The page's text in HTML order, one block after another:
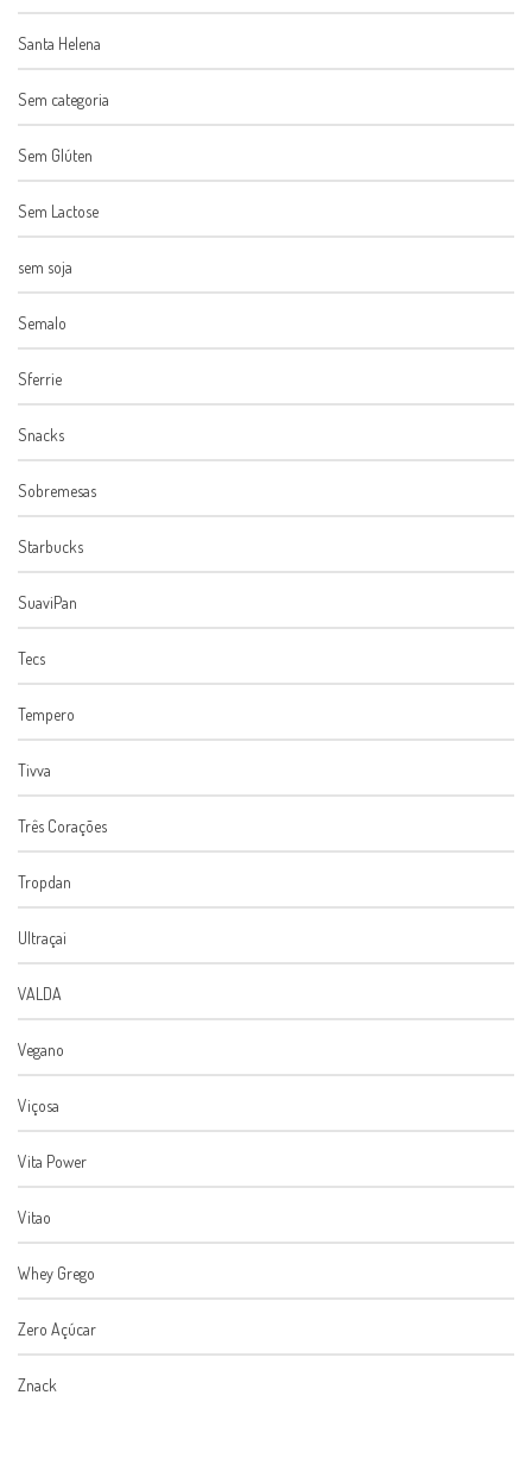
Santa Helena
Sem categoria
Sem Glúten
Sem Lactose
sem soja
Semalo
Sferrie
Snacks
Sobremesas
Starbucks
SuaviPan
Tecs
Tempero
Tivva
Três Corações
Tropdan
Ultraçai
VALDA
Vegano
Viçosa
Vita Power
Vitao
Whey Grego
Zero Açúcar
Znack